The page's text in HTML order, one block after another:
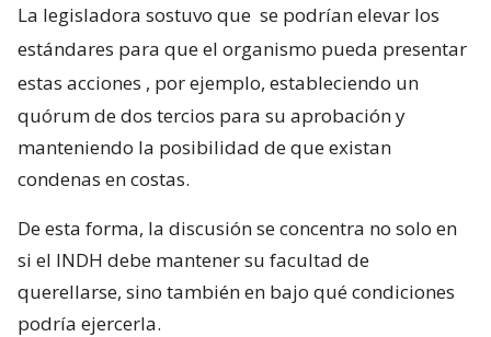
La legisladora sostuvo que se podrían elevar los
estándares para que el organismo pueda presentar
estas acciones , por ejemplo, estableciendo un
quórum de dos tercios para su aprobación y
manteniendo la posibilidad de que existan
condenas en costas.
De esta forma, la discusión se concentra no solo en
si el INDH debe mantener su facultad de
querellarse, sino también en bajo qué condiciones
podría ejercerla.